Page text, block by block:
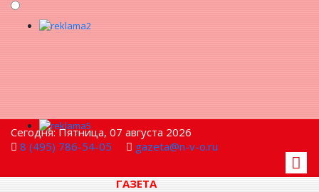
Сегодня: Пятница, 07 августа 2026
8 (495) 786-54-05
gazeta@n-v-o.ru
ГАЗЕТА